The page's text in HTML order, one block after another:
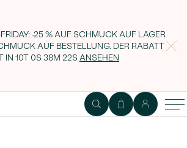
-25 % AUF SCHMUCK AUF LAGER
AUF BESTELLUNG. DER RABATT
IN 10T 0S 38M 22SANSEHEN